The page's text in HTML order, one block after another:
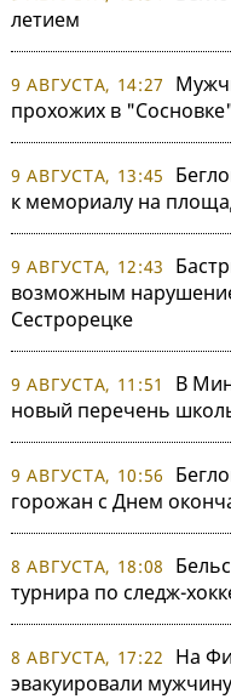
летием
9 АВГУСТА, 14:27
прохожих в
9 АВГУСТА, 13:45
к мемориалу на
9 АВГУСТА, 12:43
возможным
Сестрорецке
9 АВГУСТА, 11:51
В
новый перечень
9 АВГУСТА, 10:56
горожан с Днем
8 АВГУСТА, 18:08
турнира по следж-
8 АВГУСТА, 17:22
На
эвакуировали